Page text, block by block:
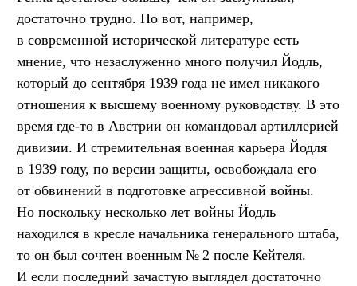
достаточно трудно. Но вот, например,
в современной исторической литературе есть
мнение, что незаслуженно много получил Йодль,
который до сентября 1939 года не имел никакого
отношения к высшему военному руководству. В это
время где-то в Австрии он командовал артиллерией
дивизии. И стремительная военная карьера Йодля
в 1939 году, по версии защиты, освобождала его
от обвинений в подготовке агрессивной войны.
Но поскольку несколько лет войны Йодль
находился в кресле начальника генерального штаба,
то он был сочтен военным № 2 после Кейтеля.
И если последний зачастую выглядел достаточно